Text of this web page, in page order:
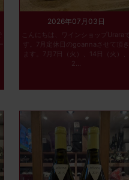
2026年07月03日
こんにちは、ワインショップUraraで
す。7月定休日のgoannaさせて頂き
ます。7月7日（火）、14日（火）、
2...